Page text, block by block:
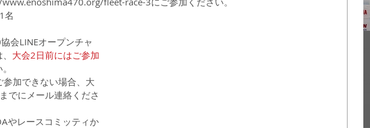
名
会LINEオープンチャ
大会2日前にはご参加
。
参加できない場合、大
でにメール連絡くださ
やレースコミッティか